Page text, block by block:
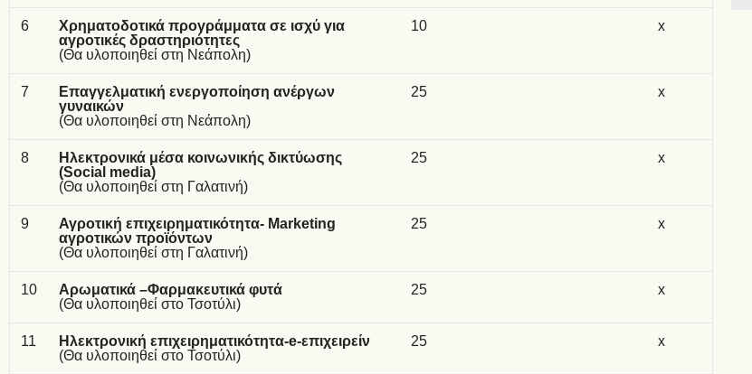
6 Χρηματοδοτικά προγράμματα σε ισχύ για
αγροτικές δραστηριότητες
(Θα υλοποιηθεί στη Νεάπολη)
10 x
7 Επαγγελματική ενεργοποίηση ανέργων
γυναικών
(Θα υλοποιηθεί στη Νεάπολη)
25 x
8 Ηλεκτρονικά μέσα κοινωνικής δικτύωσης
(Social media)
(Θα υλοποιηθεί στη Γαλατινή)
25 x
9 Αγροτική επιχειρηματικότητα- Marketing
αγροτικών προϊόντων
(Θα υλοποιηθεί στη Γαλατινή)
25 x
10 Αρωματικά –Φαρμακευτικά φυτά
(Θα υλοποιηθεί στο Τσοτύλι)
25 x
11 Ηλεκτρονική επιχειρηματικότητα-e-επιχειρείν
(Θα υλοποιηθεί στο Τσοτύλι)
25 x